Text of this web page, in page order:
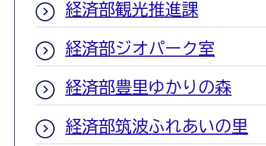
経済部観光推進課
経済部ジオパーク室
経済部豊里ゆかりの森
経済部筑波ふれあいの里